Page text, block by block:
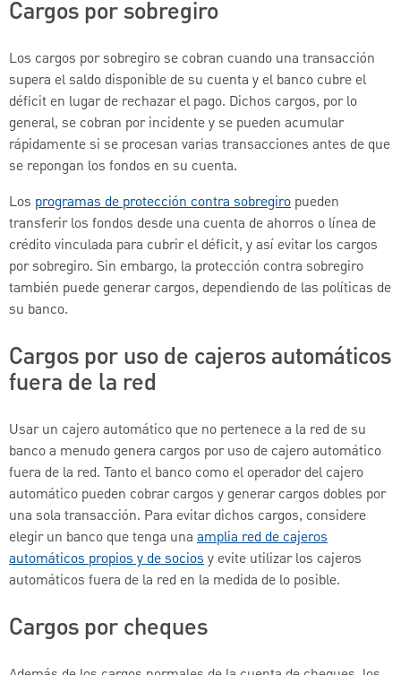
Cargos por sobregiro
Los cargos por sobregiro se cobran cuando una transacción
supera el saldo disponible de su cuenta y el banco cubre el
déficit en lugar de rechazar el pago. Dichos cargos, por lo
general, se cobran por incidente y se pueden acumular
rápidamente si se procesan varias transacciones antes de que
se repongan los fondos en su cuenta.
Los programas de protección contra sobregiro pueden
transferir los fondos desde una cuenta de ahorros o línea de
crédito vinculada para cubrir el déficit, y así evitar los cargos
por sobregiro. Sin embargo, la protección contra sobregiro
también puede generar cargos, dependiendo de las políticas de
su banco.
Cargos por uso de cajeros automáticos
fuera de la red
Usar un cajero automático que no pertenece a la red de su
banco a menudo genera cargos por uso de cajero automático
fuera de la red. Tanto el banco como el operador del cajero
automático pueden cobrar cargos y generar cargos dobles por
una sola transacción. Para evitar dichos cargos, considere
elegir un banco que tenga una amplia red de cajeros
automáticos propios y de sociosy evite utilizar los cajeros
automáticos fuera de la red en la medida de lo posible.
Cargos por cheques